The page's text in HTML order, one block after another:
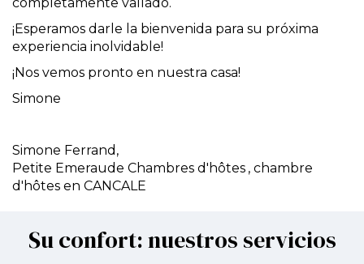
¡Esperamos darle la bienvenida para su próxima
experiencia inolvidable!
¡Nos vemos pronto en nuestra casa!
Simone
Simone Ferrand,
Petite Emeraude Chambres d'hôtes , chambre
d'hôtes en CANCALE
Su confort: nuestros servicios